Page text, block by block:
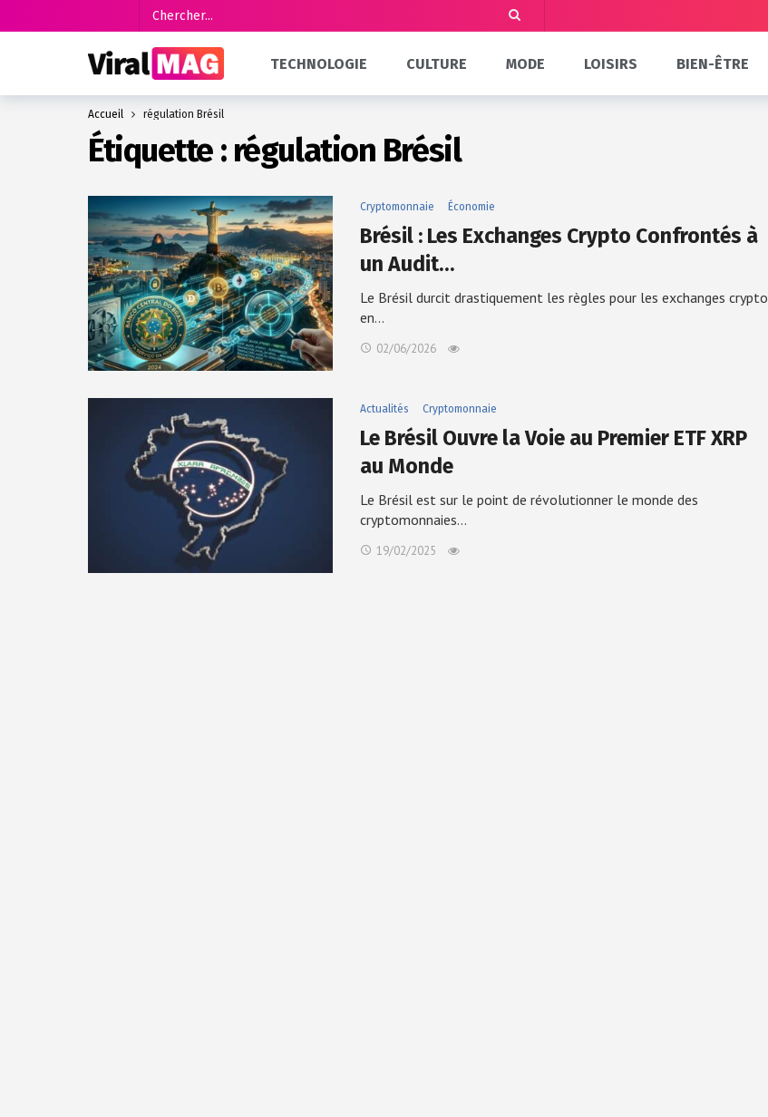
TECHNOLOGIE CULTURE MODE LOISIRS BIEN-ÊTRE
Accueil régulation Brésil
Étiquette : régulation Brésil
Cryptomonnaie Économie
Brésil : Les Exchanges Crypto Confrontés à
un Audit…
Le Brésil durcit drastiquement les règles pour les exchanges crypto
en…
02/06/2026
Actualités Cryptomonnaie
Le Brésil Ouvre la Voie au Premier ETF XRP
au Monde
Le Brésil est sur le point de révolutionner le monde des
cryptomonnaies…
19/02/2025